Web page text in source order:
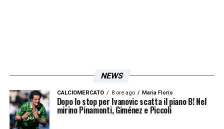
NEWS
CALCIOMERCATO 8 ore ago Maria Floris
Dopo lo stop per Ivanovic scatta il piano B! Nel
mirino Pinamonti, Giménez e Piccoli